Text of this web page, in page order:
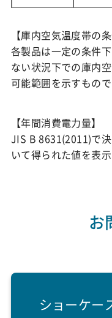
【庫内空気温度帯の条
各製品は一定の条件
ない状況下での庫内
可能範囲を示すもので
【年間消費電力量】
JIS B 8631(2011)で
いて得られた値を表
お
ショーケー